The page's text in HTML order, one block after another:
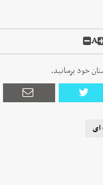
A
خود برسانید.
ای